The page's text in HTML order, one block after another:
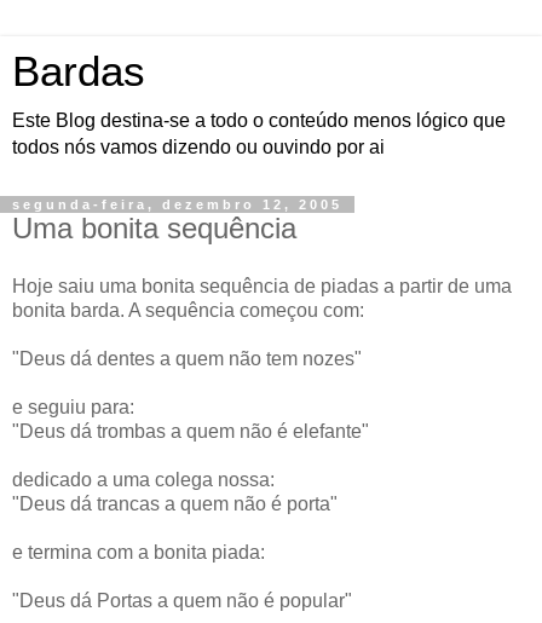
Bardas
Este Blog destina-se a todo o conteúdo menos lógico que
todos nós vamos dizendo ou ouvindo por ai
segunda-feira, dezembro 12, 2005
Uma bonita sequência
Hoje saiu uma bonita sequência de piadas a partir de uma
bonita barda. A sequência começou com:
"Deus dá dentes a quem não tem nozes"
e seguiu para:
"Deus dá trombas a quem não é elefante"
dedicado a uma colega nossa:
"Deus dá trancas a quem não é porta"
e termina com a bonita piada:
"Deus dá Portas a quem não é popular"